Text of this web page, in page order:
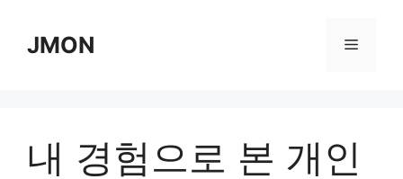
contentJMON Menu
내 경험으로 본 개인